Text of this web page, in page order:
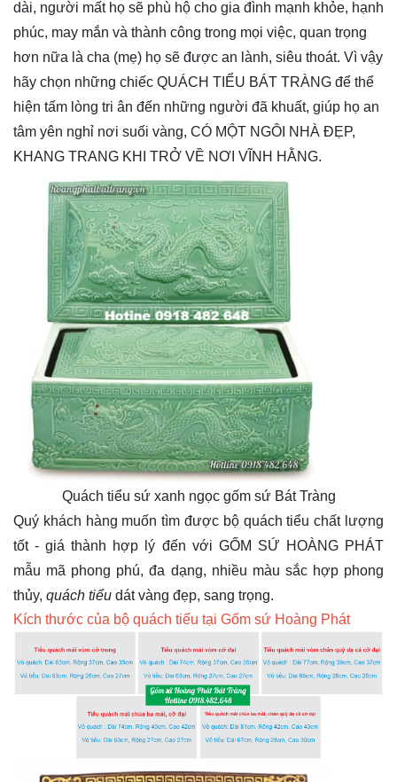
dài, người mất họ sẽ phù hộ cho gia đình mạnh khỏe, hạnh
phúc, may mắn và thành công trong mọi việc, quan trọng
hơn nữa là cha (mẹ) họ sẽ được an lành, siêu thoát. Vì vậy
hãy chọn những chiếc QUÁCH TIỂU BÁT TRÀNG để thể
hiện tấm lòng tri ân đến những người đã khuất, giúp họ an
tâm yên nghỉ nơi suối vàng, CÓ MỘT NGÔI NHÀ ĐẸP,
KHANG TRANG KHI TRỞ VỀ NƠI VĨNH HẰNG.
Quách tiểu sứ xanh ngọc gốm sứ Bát Tràng
Quý khách hàng muốn tìm được bộ quách tiểu chất lượng
tốt - giá thành hợp lý đến với GỐM SỨ HOÀNG PHÁT
mẫu mã phong phú, đa dạng, nhiều màu sắc hợp phong
thủy, quách tiểu dát vàng đẹp, sang trọng.
Kích thước của bộ quách tiểu tại Gốm sứ Hoàng Phát